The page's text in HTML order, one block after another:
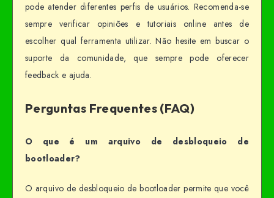
pode atender diferentes perfis de usuários. Recomenda-se
sempre verificar opiniões e tutoriais online antes de
escolher qual ferramenta utilizar. Não hesite em buscar o
suporte da comunidade, que sempre pode oferecer
feedback e ajuda.
Perguntas Frequentes (FAQ)
O que é um arquivo de desbloqueio de
bootloader?
O arquivo de desbloqueio de bootloader permite que você